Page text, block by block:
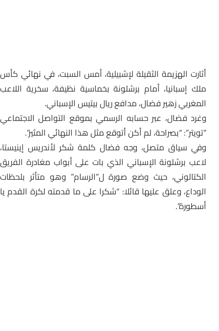
أثارت الهزيمة الثقيلة لإشبيلية، أمس السبت، في نهائي كأس
ملك إسبانيا، أمام برشلونة بخماسية نظيفة، سخرية اللاعب
المغربي زهير فضال، مدافع ريال بيتيس الإسباني.
وغرد فضال، عبر حسابه الرسمي بموقع التواصل الاجتماعي
“تويتر”: “بصراحة، لم أكن أتوقع مثل هذا النهائي المثير”.
وفي سياق متصل، وجه فضال كلمة شكر لأندريس إينيستا،
لاعب برشلونة الإسباني الذي بات على أبواب مغادرة الفريق
الكتالوني، حيث وضع صورة ل”الرسام” وهو متأثر بلحظات
الوداع، وعلق عليها قائلا: “شكرا على ما قدمته لكرة القدم يا
أسطورة”.